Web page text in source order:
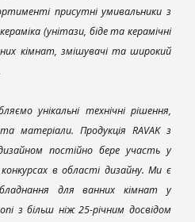
присутні умивальники з
(унітази, біде та керамічні
кімнат, змішувачі та широкий
унікальні технічні рішення,
матеріали. Продукція RAVAK з
постійно бере участь у
в області дизайну. Ми є
для ванних кімнат у
з більш ніж 25-річним досвідом